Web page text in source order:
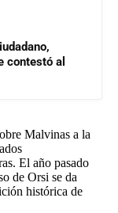
contestó al
Malvinas a la
El año pasado
de Orsi se da
histórica de